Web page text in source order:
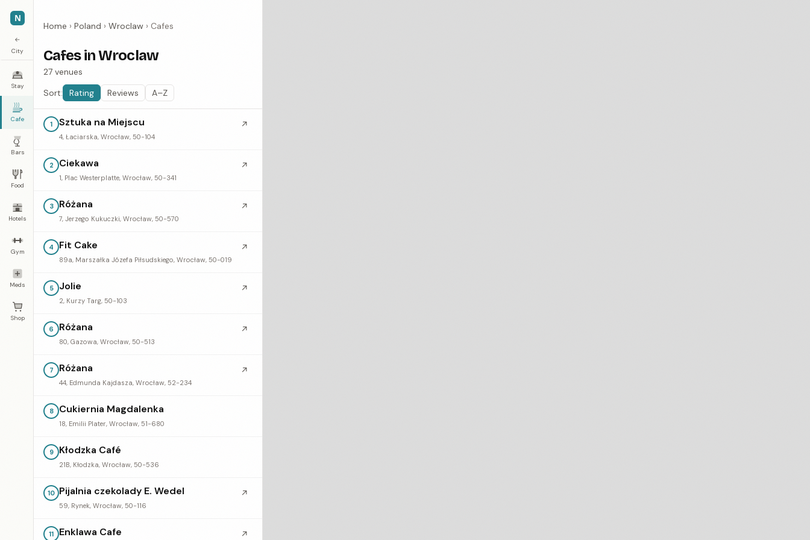
N
←
City
Stay
Cafe
Bars
Food
Hotels
Gym
Meds
Shop
Home › Poland › Wroclaw › Cafes
Cafes in Wroclaw
27 venues
Sort:
Rating Reviews A–Z
1 Sztuka na Miejscu
4, Łaciarska, Wrocław, 50-104
↗
2 Ciekawa
1, Plac Westerplatte, Wrocław, 50-341
↗
3 Różana
7, Jerzego Kukuczki, Wrocław, 50-570
↗
4 Fit Cake
89a, Marszałka Józefa Piłsudskiego, Wrocław, 50-019
↗
5 Jolie
2, Kurzy Targ, 50-103
↗
6 Różana
80, Gazowa, Wrocław, 50-513
↗
7 Różana
44, Edmunda Kajdasza, Wrocław, 52-234
↗
8 Cukiernia Magdalenka
18, Emilii Plater, Wrocław, 51-680
9 Kłodzka Café
21B, Kłodzka, Wrocław, 50-536
10 Pijalnia czekolady E. Wedel
59, Rynek, Wrocław, 50-116
↗
11 Enklawa Cafe ↗